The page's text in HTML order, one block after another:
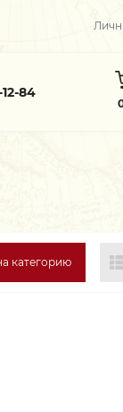
84
категорию